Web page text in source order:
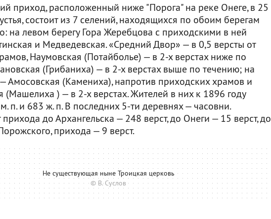
приход, расположенный ниже "Порога" на реке Онеге, в 25
состоит из 7 селений, находящихся по обоим берегам
на левом берегу Гора Жеребцова с приходскими в ней
и Медведевская. «Средний Двор» — в 0,5 версты от
Наумовская (Потайболье) — в 2-х верстах ниже по
(Грибаниха) — в 2-х верстах выше по течению; на
Амосовская (Камениха), напротив приходских храмов и
(Машелиха ) — в 2-х верстах. Жителей в них к 1896 году
п. и 683 ж. п. В последних 5-ти деревнях — часовни.
прихода до Архангельска — 248 верст, до Онеги — 15 верст, до
прихода — 9 верст.
Не существующая ныне Троицкая церковь
© В. Суслов